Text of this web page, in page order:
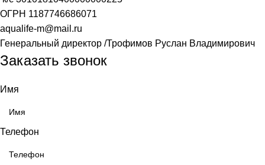
ОГРН 1187746686071
aqualife-m@mail.ru
Генеральный директор /Трофимов Руслан Владимирович
Заказать звонок
Имя
Телефон